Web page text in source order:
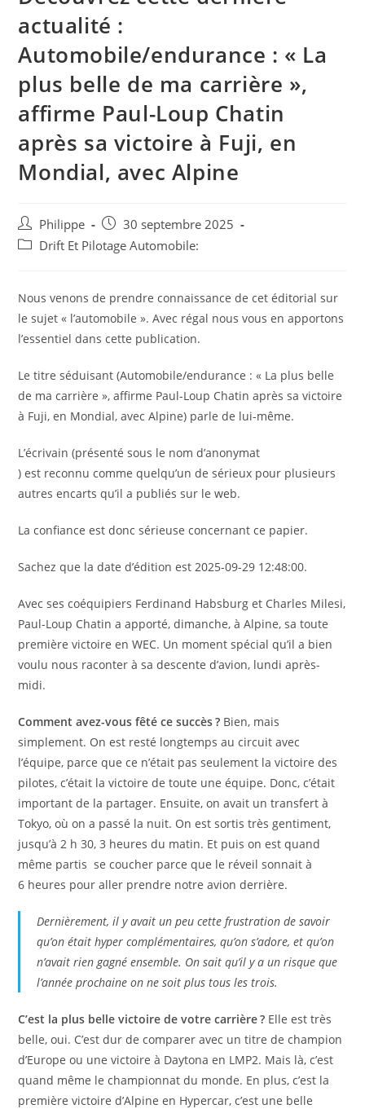
actualité :
Automobile/endurance : « La
plus belle de ma carrière »,
affirme Paul-Loup Chatin
après sa victoire à Fuji, en
Mondial, avec Alpine
Auteur/autrice
de
Philippe
Post
published:
30 septembre 2025
PostDrift Et Pilotage Automobile:
Nous venons de prendre connaissance de cet éditorial sur
le sujet « l’automobile ». Avec régal nous vous en apportons
l’essentiel dans cette publication.
Le titre séduisant (Automobile/endurance : « La plus belle
de ma carrière », affirme Paul-Loup Chatin après sa victoire
à Fuji, en Mondial, avec Alpine) parle de lui-même.
L’écrivain (présenté sous le nom d’anonymat
) est reconnu comme quelqu’un de sérieux pour plusieurs
autres encarts qu’il a publiés sur le web.
La confiance est donc sérieuse concernant ce papier.
Sachez que la date d’édition est 2025-09-29 12:48:00.
Avec ses coéquipiers Ferdinand Habsburg et Charles Milesi,
Paul-Loup Chatin a apporté, dimanche, à Alpine, sa toute
première victoire en WEC. Un moment spécial qu’il a bien
voulu nous raconter à sa descente d’avion, lundi après-
midi.
Comment avez-vous fêté ce succès ? Bien, mais
simplement. On est resté longtemps au circuit avec
l’équipe, parce que ce n’était pas seulement la victoire des
pilotes, c’était la victoire de toute une équipe. Donc, c’était
important de la partager. Ensuite, on avait un transfert à
Tokyo, où on a passé la nuit. On est sortis très gentiment,
jusqu’à 2 h 30, 3 heures du matin. Et puis on est quand
même partis se coucher parce que le réveil sonnait à
6 heures pour aller prendre notre avion derrière.
Dernièrement, il y avait un peu cette frustration de savoir
qu’on était hyper complémentaires, qu’on s’adore, et qu’on
n’avait rien gagné ensemble. On sait qu’il y a un risque que
l’année prochaine on ne soit plus tous les trois.
C’est la plus belle victoire de votre carrière ? Elle est très
belle, oui. C’est dur de comparer avec un titre de champion
d’Europe ou une victoire à Daytona en LMP2. Mais là, c’est
quand même le championnat du monde. En plus, c’est la
première victoire d’Alpine en Hypercar, c’est une belle